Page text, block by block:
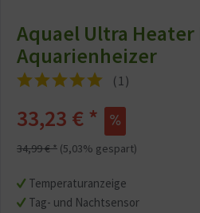
Aquael Ultra Heater
Aquarienheizer
(1)
Temperaturanzeige
Tag- und Nachtsensor
33,23 € *
34,99 € * (5,03% gespart)